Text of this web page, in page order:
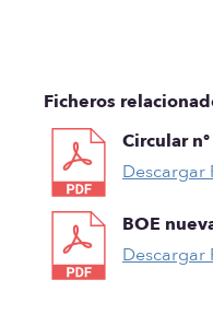
Ficheros
Circular
Descargar
BOE
Descargar